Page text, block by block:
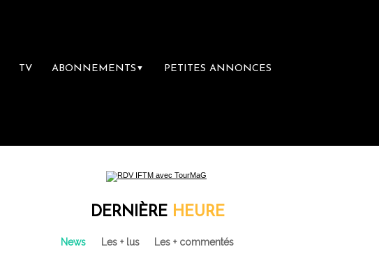
TV ABONNEMENTS ▼ PETITES ANNONCES
DERNIÈRE HEURE
News Les + lus Les + commentés